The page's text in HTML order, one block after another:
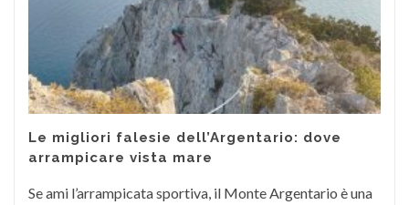
Le migliori falesie dell’Argentario: dove
arrampicare vista mare
Se ami l’arrampicata sportiva, il Monte Argentario è una